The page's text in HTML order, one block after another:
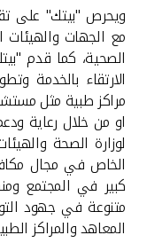
ويحرص "بيتك" على
مع الجهات والهيئات
الصحية، كما قدم
الارتقاء بالخدمة
مراكز طبية مثل
او من خلال رعاية
لوزارة الصحة
الخاص في مجال
كبير في المجتمع
متنوعة في جهود
المعاهد والمراكز